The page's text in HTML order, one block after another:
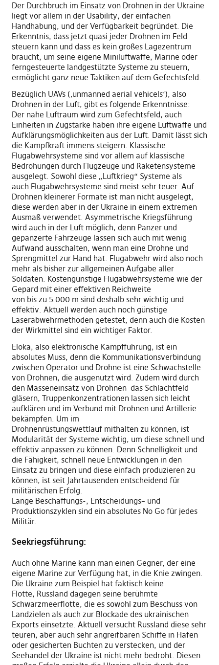
Der Durchbruch im Einsatz von Drohnen in der Ukraine
liegt vor allem in der Usability, der einfachen
Handhabung, und der Verfügbarkeit begründet. Die
Erkenntnis, dass jetzt quasi jeder Drohnen im Feld
steuern kannund dass es kein großes Lagezentrum
braucht, um seine eigene Miniluftwaffe, Marine oder
ferngesteuerte landgestützte Systeme zu steuern,
ermöglicht ganz neue Taktiken auf dem Gefechtsfeld.
Bezüglich UAVs (‚unmanned aerial vehicels‘), also
Drohnen in der Luft, gibt es folgende Erkenntnisse:
Der nahe Luftraum wird zum Gefechtsfeld, auch
Einheiten in Zugstärke haben ihre eigene Luftwaffe und
Aufklärungsmöglichkeiten aus der Luft. Damit lässt sich
die Kampfkraft immens steigern. Klassische
Flugabwehrsysteme sind vor allem auf klassische
Bedrohungen durch Flugzeuge und Raketensysteme
ausgelegt. Sowohl diese „Luftkrieg“ Systeme als
auch Flugabwehrsysteme sind meistsehr teuer. Auf
Drohnen kleinerer Formate ist man nichtausgelegt,
diese werdenaber in der Ukraine in einem extremen
Ausmaß verwendet. Asymmetrische Kriegsführung
wird auch in der Luft möglich, denn Panzer und
gepanzerte Fahrzeuge lassen sich auch mit wenig
Aufwand ausschalten, wenn man eine Drohne und
Sprengmittel zur Hand hat. Flugabwehr wird also noch
mehr als bisherzur allgemeinenAufgabe aller
Soldaten. Kostengünstige Flugabwehrsysteme wie der
Gepard mit einer effektiven Reichweite
von bis zu 5.000 m sind deshalb sehr wichtig und
effektiv. Aktuell werden auch noch günstige
Laserabwehrmethoden getestet, denn auch die Kosten
der Wirkmittel sind ein wichtiger Faktor.
Eloka, also elektronische Kampfführung, ist ein
absolutes Muss, denn die Kommunikationsverbindung
zwischen Operator und Drohne ist eine Schwachstelle
von Drohnen, die ausgenutzt wird. Zudem wird durch
den Masseneinsatz von Drohnen das Schlachtfeld
gläsern, Truppenkonzentrationen lassen sich leicht
aufklären und im Verbund mit Drohnen und Artillerie
bekämpfen. Um im
Drohnenrüstungswettlaufmithalten zu können, ist
Modularitätder Systeme wichtig, um diese schnell und
effektiv anpassenzu können. Denn Schnelligkeit und
die Fähigkeit, schnell neue Entwicklungen in den
Einsatz zu bringenund diese einfach produzieren zu
können, ist seit Jahrtausenden entscheidend für
militärischen Erfolg.
Lange Beschaffungs-, Entscheidungs– und
Produktionszyklen sind ein absolutes No Go für jedes
Militär.
Seekriegsführung:
Auch ohne Marine kann man einen Gegner, der eine
eigene Marine zur Verfügung hat, in die Knie zwingen.
Die Ukraine zum Beispiel hat faktisch keine
Flotte, Russland dagegen seine berühmte
Schwarzmeerflotte, die es sowohl zum Beschuss von
Landzielen alsauch zur Blockade des ukrainischen
Exports einsetzte. Aktuell versucht Russland diese sehr
teuren, aber auch sehr angreifbaren Schiffe in Häfen
oder gesicherten Buchten zu verstecken, und der
Seehandel der Ukraine ist nicht mehr bedroht. Diesen